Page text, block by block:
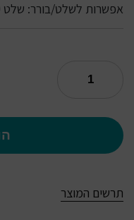
אפשרות לשלט/בורר: שלט
תרשים המוצר